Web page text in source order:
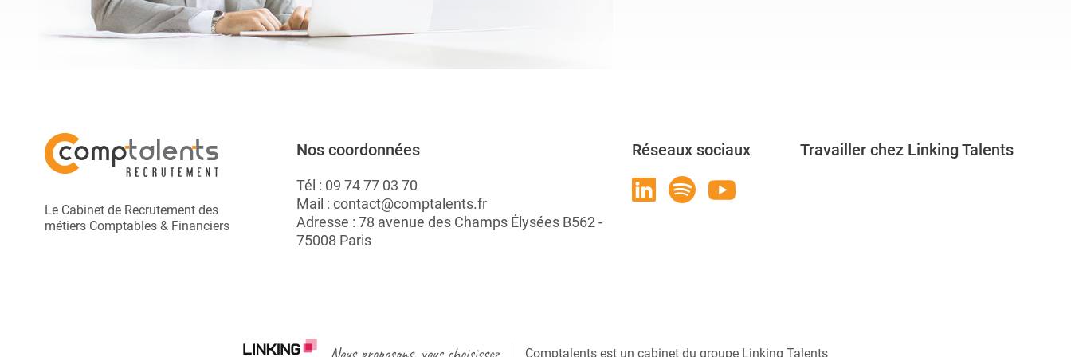
Le Cabinet de Recrutement des
métiers Comptables & Financiers
Nos coordonnées
Tél : 09 74 77 03 70
Mail : contact@comptalents.fr
Adresse : 78 avenue des Champs Élysées B562 -
75008 Paris
Réseaux sociaux Travailler chez Linking Talents
Comptalents est un cabinet du groupe Linking Talents